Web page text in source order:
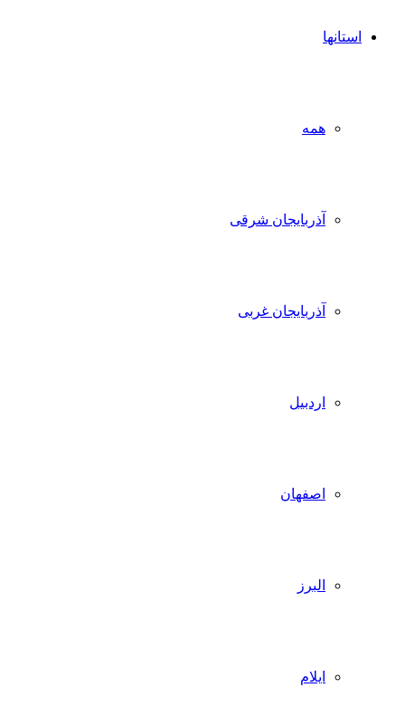
استانها
همه
آذربایجان شرقی
آذربایجان غربی
اردبیل
اصفهان
البرز
ایلام